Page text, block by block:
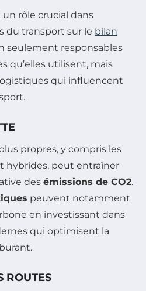
rôle crucial dans
du transport sur le bilan
seulement responsables
qu’elles utilisent, mais
qui influencent
propres, y compris les
hybrides, peut entraîner
des émissions de CO2.
peuvent notamment
en investissant dans
qui optimisent la
ROUTES